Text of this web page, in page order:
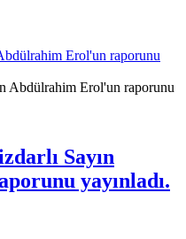
Erol'un raporunu
Sayın
yayınladı.